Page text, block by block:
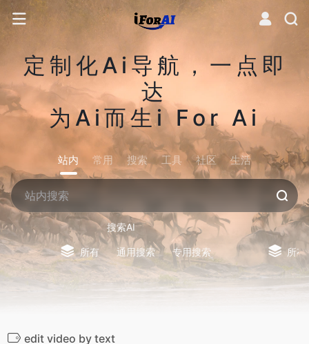
定制化Ai导航，一点即
达
为Ai而生i For Ai
站内 常用 搜索 工具 社区 生活
搜索AI
所有 通用搜索 专用搜索 所有
edit video by text